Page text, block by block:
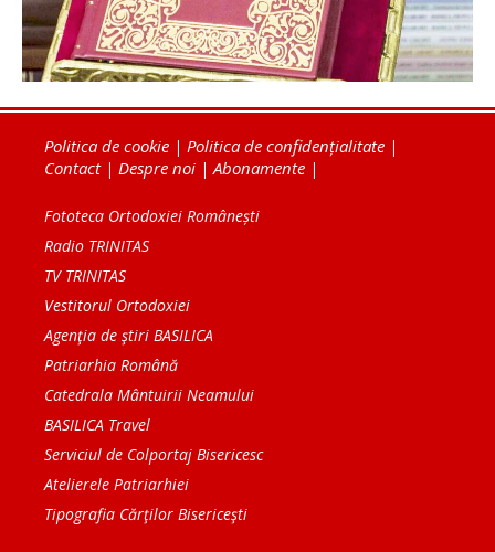
Politica de cookie | Politica de confidențialitate |
Contact| Despre noi |Abonamente |
Fototeca Ortodoxiei Românești
Radio TRINITAS
TV TRINITAS
Vestitorul Ortodoxiei
Agenţia de ştiri BASILICA
Patriarhia Română
Catedrala Mântuirii Neamului
BASILICA Travel
Serviciul de Colportaj Bisericesc
Atelierele Patriarhiei
Tipografia Cărţilor Bisericeşti